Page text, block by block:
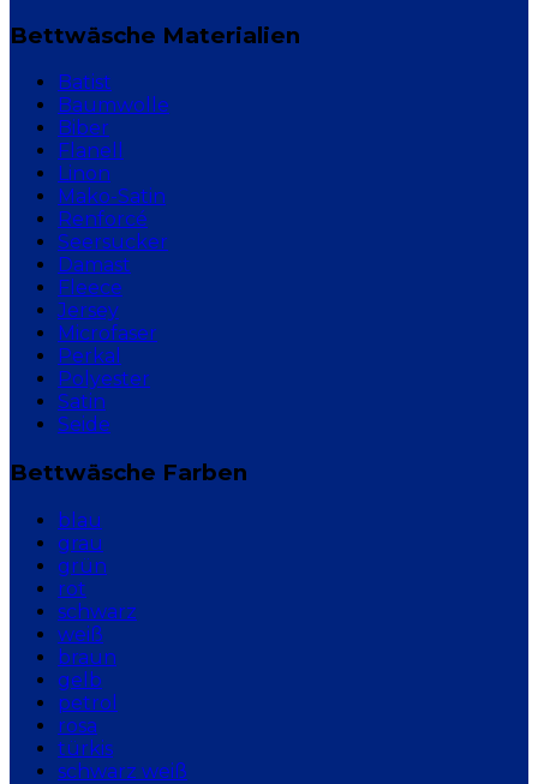
Bettwäsche Materialien
Batist
Baumwolle
Biber
Flanell
Linon
Mako-Satin
Renforcé
Seersucker
Damast
Fleece
Jersey
Microfaser
Perkal
Polyester
Satin
Seide
Bettwäsche Farben
blau
grau
grün
rot
schwarz
weiß
braun
gelb
petrol
rosa
türkis
schwarz weiß